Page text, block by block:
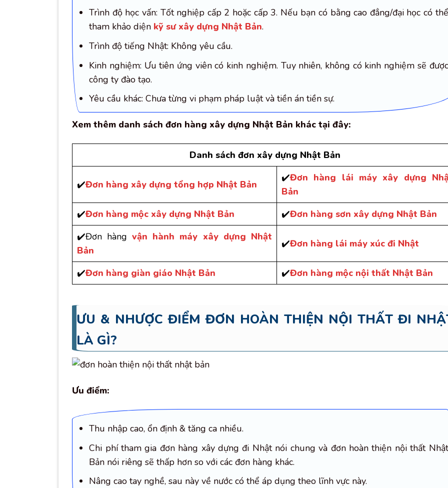
Trình độ học vấn: Tốt nghiệp cấp 2 hoặc cấp 3. Nếu bạn có bằng cao đẳng/đại học có thể
tham khảo diện kỹ sư xây dựng Nhật Bản.
Trình độ tiếng Nhật: Không yêu cầu.
Kinh nghiệm: Ưu tiên ứng viên có kinh nghiệm. Tuy nhiên, không có kinh nghiệm sẽ được
công ty đào tạo.
Yêu cầu khác: Chưa từng vi phạm pháp luật và tiền án tiền sự.
Xem thêm danh sách đơn hàng xây dựng Nhật Bản khác tại đây:
Danh sách đơn xây dựng Nhật Bản
✔️Đơn hàng xây dựng tổng hợp Nhật Bản
✔️Đơn hàng lái máy xây dựng
Bản
✔️Đơn hàng mộc xây dựng Nhật Bản ✔️Đơn hàng sơn xây dựng Nhật Bản
✔️Đơn hàngvận hành máy xây dựng Nhật
Bản
✔️Đơn hàng lái máy xúc đi Nhật
✔️Đơn hàng giàn giáo Nhật Bản ✔️Đơn hàng mộc nội thất Nhật Bản
ƯU & NHƯỢC ĐIỂM ĐƠN HOÀN THIỆN NỘI THẤT ĐI
LÀ GÌ?
Ưu điểm:
Thu nhập cao, ổn định & tăng ca nhiều.
Chi phí tham gia đơn hàng xây dựng đi Nhật nói chung và đơn hoàn thiện nội thất Nhật
Bản nói riêng sẽ thấp hơn so với các đơn hàng khác.
Nâng cao tay nghề, sau này về nước có thể áp dụng theo lĩnh vực này.